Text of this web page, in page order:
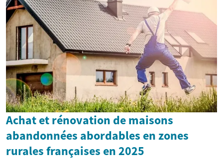
Achat et rénovation de maisons
abandonnées abordables en zones
rurales françaises en 2025